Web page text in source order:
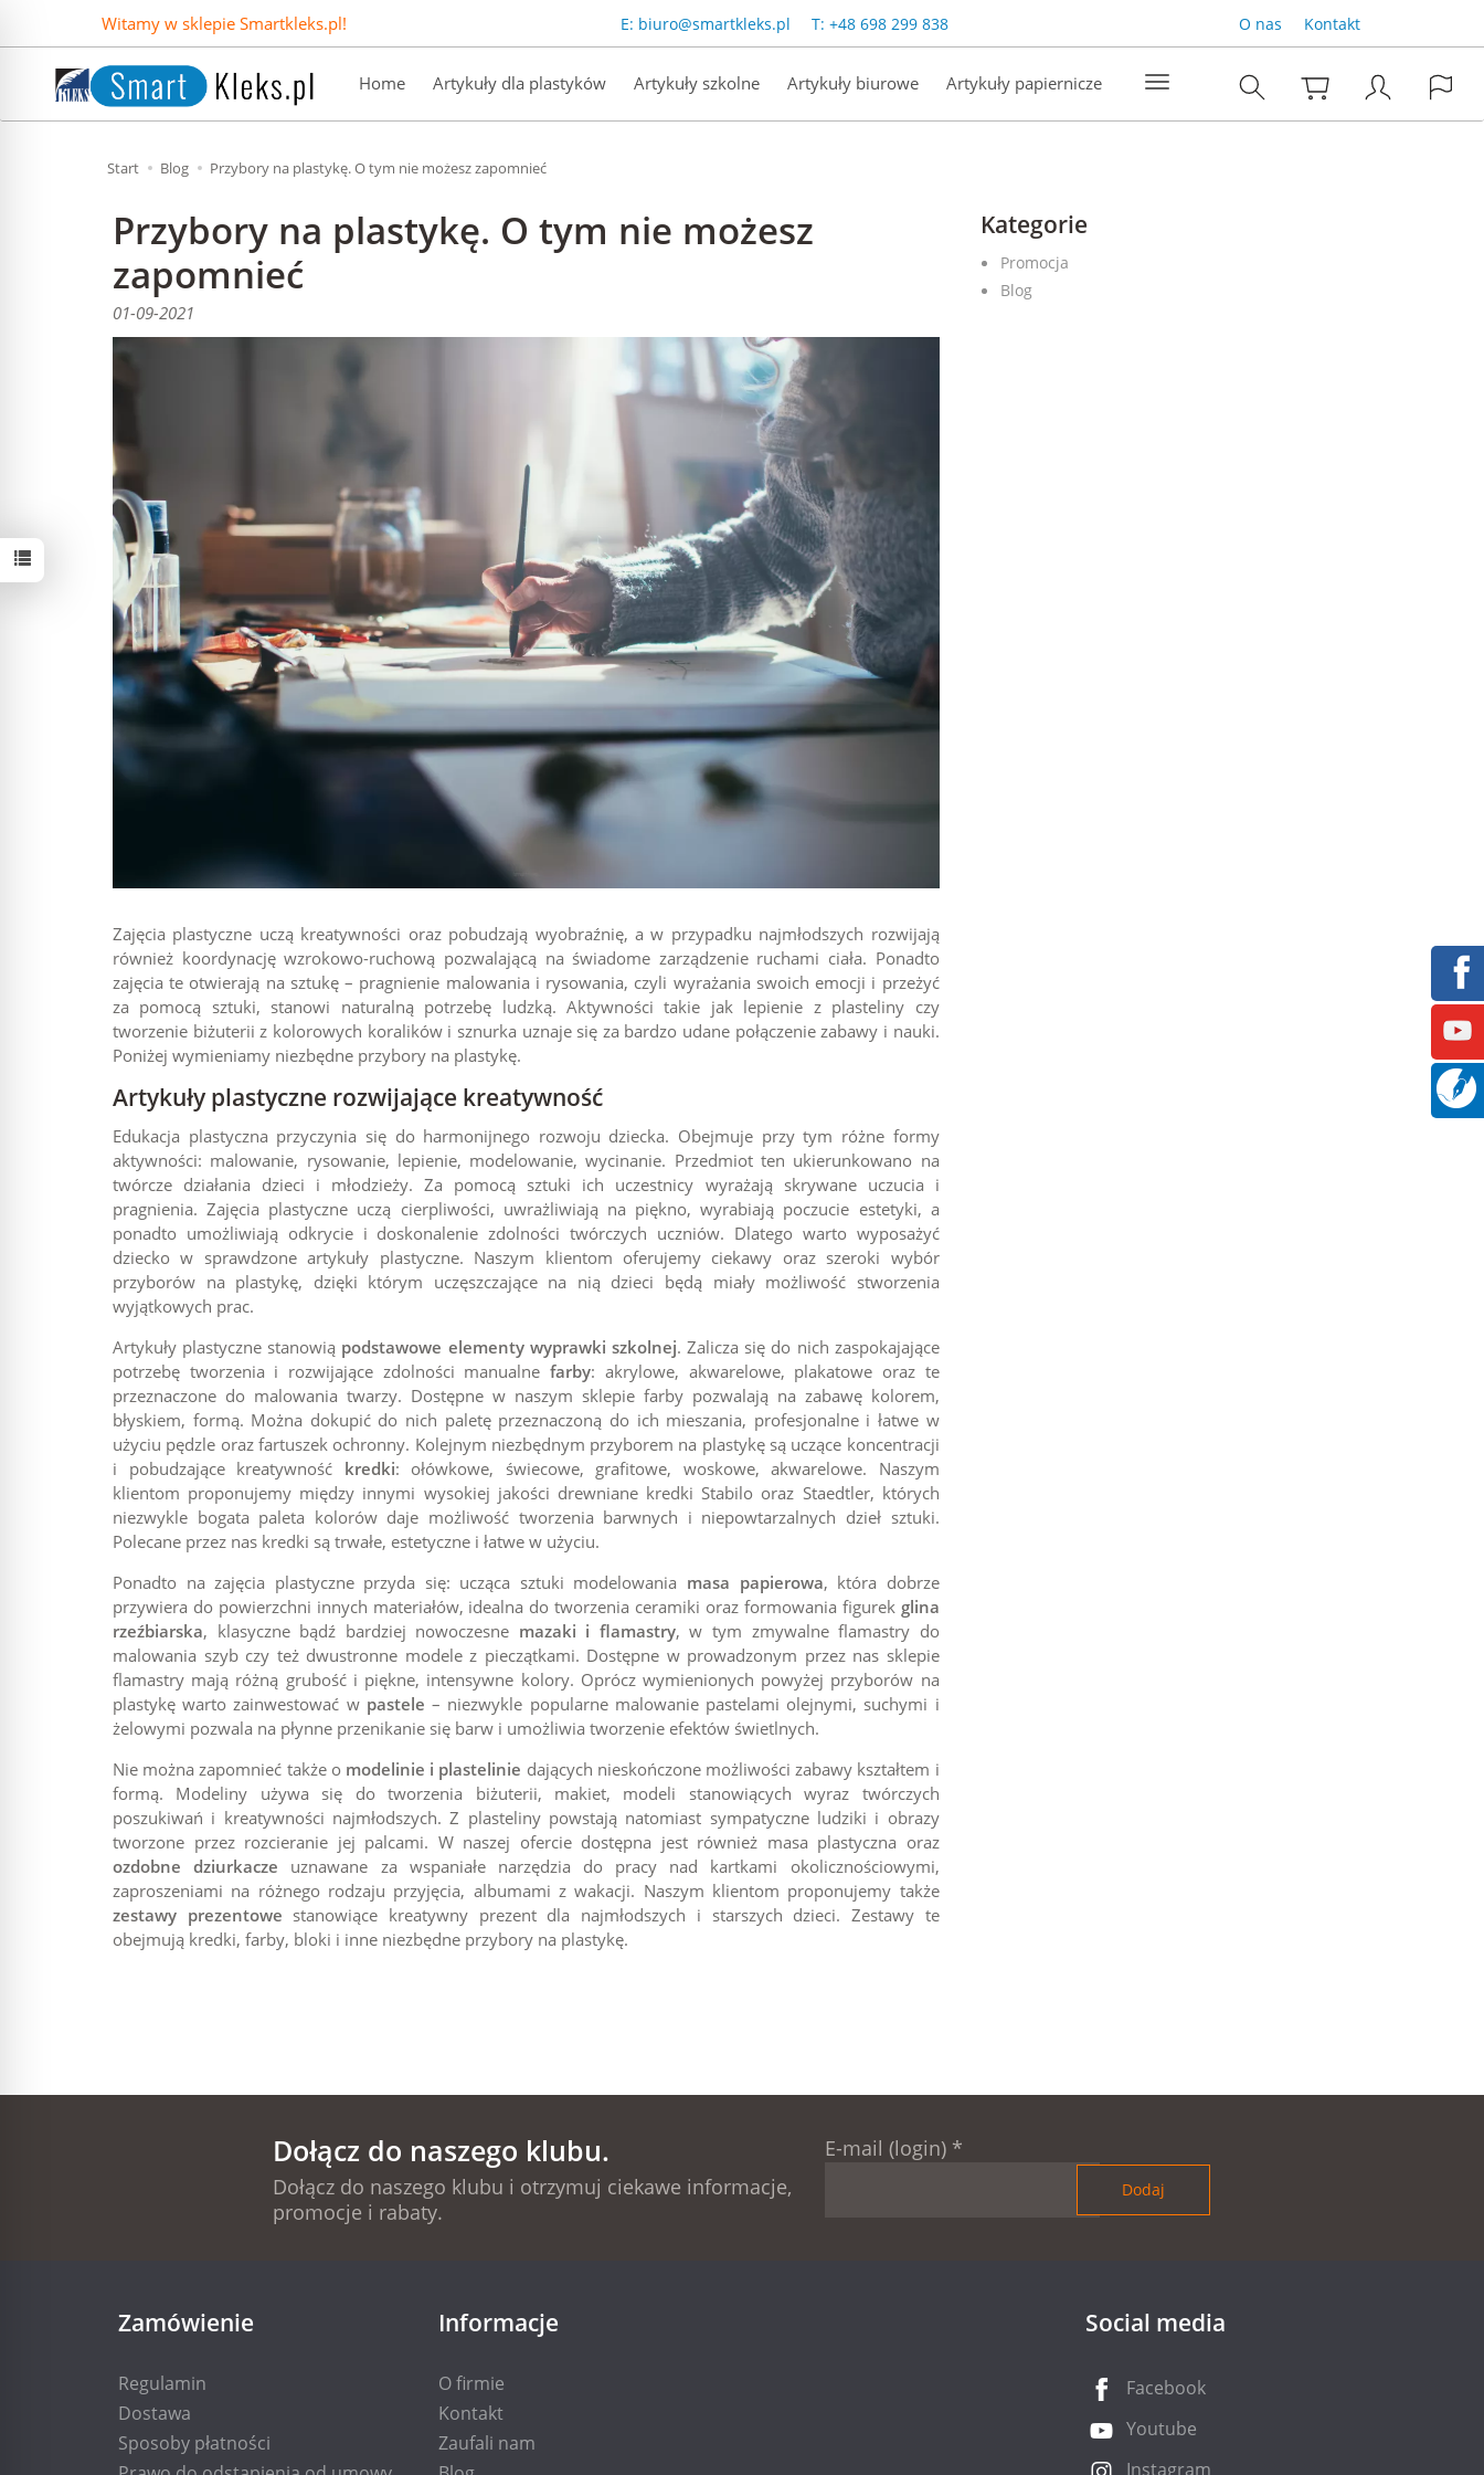
Witamy w sklepie Smartkleks.pl! E: biuro@smartkleks.pl T: +48 698 299 838 O nas Kontakt
Home Artykuły dla plastyków Artykuły szkolne Artykuły biurowe Artykuły papiernicze
Start Blog Przybory na plastykę. O tym nie możesz zapomnieć
Przybory na plastykę. O tym nie możesz
zapomnieć
01-09-2021
Zajęcia plastyczne uczą kreatywności oraz pobudzają wyobraźnię, a w przypadku najmłodszych rozwijają
również koordynację wzrokowo-ruchową pozwalającą na świadome zarządzenie ruchami ciała. Ponadto
zajęcia te otwierają na sztukę – pragnienie malowania i rysowania, czyli wyrażania swoich emocji i przeżyć
za pomocą sztuki, stanowi naturalną potrzebę ludzką. Aktywności takie jak lepienie z plasteliny czy
tworzenie biżuterii z kolorowych koralików i sznurka uznaje się za bardzo udane połączenie zabawy i nauki.
Poniżej wymieniamy niezbędne przybory na plastykę.
Artykuły plastyczne rozwijające kreatywność
Edukacja plastyczna przyczynia się do harmonijnego rozwoju dziecka. Obejmuje przy tym różne formy
aktywności: malowanie, rysowanie, lepienie, modelowanie, wycinanie. Przedmiot ten ukierunkowano na
twórcze działania dzieci i młodzieży. Za pomocą sztuki ich uczestnicy wyrażają skrywane uczucia i
pragnienia. Zajęcia plastyczne uczą cierpliwości, uwrażliwiają na piękno, wyrabiają poczucie estetyki, a
ponadto umożliwiają odkrycie i doskonalenie zdolności twórczych uczniów. Dlatego warto wyposażyć
dziecko w sprawdzoneartykuły plastyczne. Naszym klientom oferujemy ciekawy oraz szeroki wybór
przyborów na plastykę, dzięki którym uczęszczające na nią dzieci będą miały możliwość stworzenia
wyjątkowych prac.
Artykuły plastyczne stanowią podstawowe elementy wyprawki szkolnej. Zalicza się do nich zaspokajające
potrzebę tworzenia i rozwijające zdolności manualnefarby: akrylowe, akwarelowe, plakatowe oraz te
przeznaczone do malowania twarzy. Dostępne w naszym sklepie farby pozwalają na zabawę kolorem,
błyskiem, formą. Można dokupić do nich paletę przeznaczoną do ich mieszania, profesjonalne i łatwe w
użyciu pędzle oraz fartuszek ochronny. Kolejnym niezbędnym przyborem na plastykę są uczące koncentracji
i pobudzające kreatywność kredki: ołówkowe, świecowe, grafitowe, woskowe, akwarelowe. Naszym
klientom proponujemy między innymi wysokiej jakości drewniane kredki Stabilo oraz Staedtler, których
niezwykle bogata paleta kolorów daje możliwość tworzenia barwnych i niepowtarzalnych dzieł sztuki.
Polecane przez nas kredki są trwałe, estetyczne i łatwe w użyciu.
Ponadto na zajęcia plastyczne przyda się: ucząca sztuki modelowania masa papierowa, która dobrze
przywiera do powierzchni innych materiałów, idealna do tworzenia ceramiki oraz formowania figurek glina
rzeźbiarska, klasyczne bądź bardziej nowoczesne mazaki i flamastry, w tym zmywalne flamastry do
malowania szyb czy też dwustronne modele z pieczątkami. Dostępne w prowadzonym przez nas sklepie
flamastry mają różną grubość i piękne, intensywne kolory. Oprócz wymienionych powyżej przyborów na
plastykę warto zainwestować w pastele – niezwykle popularne malowanie pastelami olejnymi, suchymi i
żelowymi pozwala na płynne przenikanie się barw i umożliwia tworzenie efektów świetlnych.
Nie można zapomnieć także o modelinie i plastelinie dających nieskończone możliwości zabawy kształtem i
formą. Modeliny używa się do tworzenia biżuterii, makiet, modeli stanowiących wyraz twórczych
poszukiwań i kreatywności najmłodszych. Z plasteliny powstają natomiast sympatyczne ludziki i obrazy
tworzone przez rozcieranie jej palcami. W naszej ofercie dostępna jest również masa plastyczna oraz
ozdobne dziurkacze uznawane za wspaniałe narzędzia do pracy nad kartkami okolicznościowymi,
zaproszeniami na różnego rodzaju przyjęcia, albumami z wakacji. Naszym klientom proponujemy także
zestawy prezentowe stanowiące kreatywny prezent dla najmłodszych i starszych dzieci. Zestawy te
obejmują kredki, farby, bloki i inne niezbędne przybory na plastykę.
Kategorie
Promocja
Blog
Dołącz do naszego klubu.
Dołącz do naszego klubu i otrzymuj ciekawe informacje,
promocje i rabaty.
E-mail (login) *
Zamówienie
Regulamin
Dostawa
Sposoby płatności
Informacje
O firmie
Kontakt
Zaufali nam
Social media
Facebook
Youtube
Instagram